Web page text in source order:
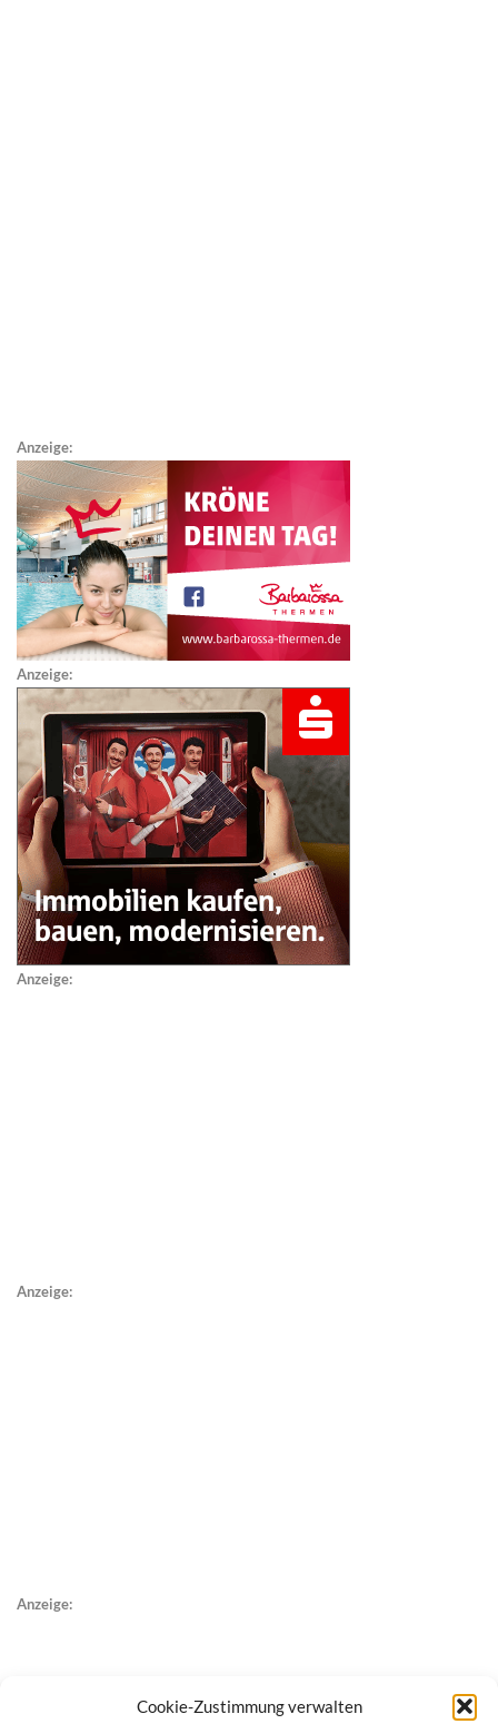
Cookie-Zustimmung verwalten
Anzeige:
Anzeige:
Anzeige:
Anzeige:
Anzeige: